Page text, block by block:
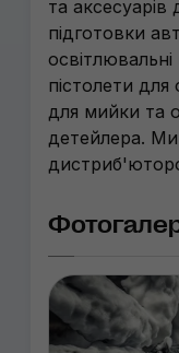
та
підготовки
пістолети для
для мийки та
детейлера.